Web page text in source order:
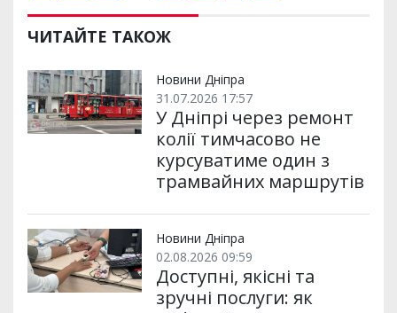
и
р
и
и
e
b
o
k
t
t
e
i
l
e
m p
ЧИТАЙТЕ ТАКОЖ
Новини Дніпра
31.07.2026 17:57
У Дніпрі через ремонт
колії тимчасово не
курсуватиме один з
трамвайних маршрутів
Новини Дніпра
02.08.2026 09:59
Доступні, якісні та
зручні послуги: як